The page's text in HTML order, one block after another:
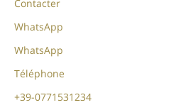
Contacter
WhatsApp
WhatsApp
Téléphone
+39-0771531234